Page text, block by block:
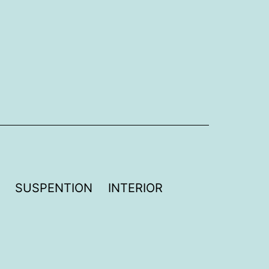
SUSPENTION INTERIOR